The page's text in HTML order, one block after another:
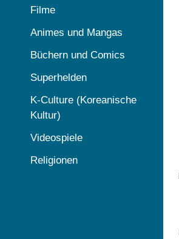
Filme
Animes und Mangas
Büchern und Comics
Superhelden
K-Culture (Koreanische
Kultur)
Videospiele
Religionen